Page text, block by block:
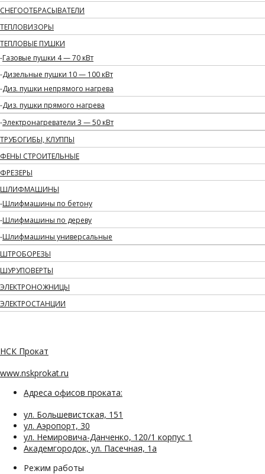
СНЕГООТБРАСЫВАТЕЛИ
ТЕПЛОВИЗОРЫ
ТЕПЛОВЫЕ ПУШКИ
Газовые пушки 4 — 70 кВт
Дизельные пушки 10 — 100 кВт
Диз. пушки непрямого нагрева
Диз. пушки прямого нагрева
Электронагреватели 3 — 50 кВт
ТРУБОГИБЫ, КЛУППЫ
ФЕНЫ СТРОИТЕЛЬНЫЕ
ФРЕЗЕРЫ
ШЛИФМАШИНЫ
Шлифмашины по бетону
Шлифмашины по дереву
Шлифмашины универсальные
ШТРОБОРЕЗЫ
ШУРУПОВЕРТЫ
ЭЛЕКТРОНОЖНИЦЫ
ЭЛЕКТРОСТАНЦИИ
НСК Прокат
www.nskprokat.ru
Адреса офисов проката:
ул. Большевистская, 151
ул. Аэропорт, 30
ул. Немировича-Данченко, 120/1 корпус 1
Академгородок, ул. Пасечная, 1а
Режим работы